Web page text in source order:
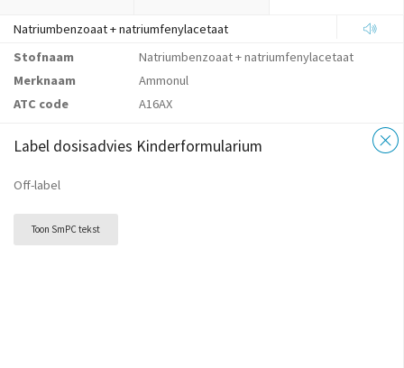
Natriumbenzoaat + natriumfenylacetaat
Stofnaam
Natriumbenzoaat + natriumfenylacetaat
Merknaam
Ammonul
ATC code
A16AX
Label dosisadvies Kinderformularium
Off-label
Toon SmPC tekst